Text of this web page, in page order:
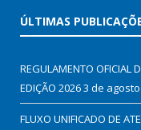
ÚLTIMAS
REGULAMENTO OFICIAL
EDIÇÃO 20263 de
FLUXO UNIFICADO DE